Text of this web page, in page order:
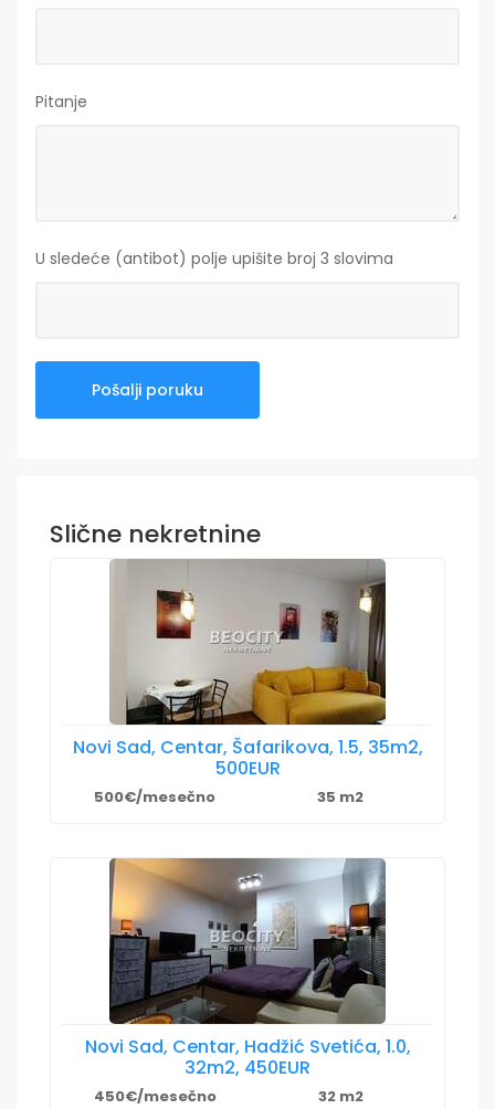
Pitanje
U sledeće (antibot) polje upišite broj 3 slovima
Slične nekretnine
Novi Sad, Centar, Šafarikova, 1.5, 35m2,
500EUR
500€/mesečno 35 m2
Novi Sad, Centar, Hadžić Svetića, 1.0,
32m2, 450EUR
450€/mesečno 32 m2